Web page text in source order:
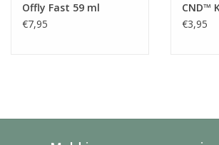
Offly Fast 59 ml
€7,95
CND™
€3,95